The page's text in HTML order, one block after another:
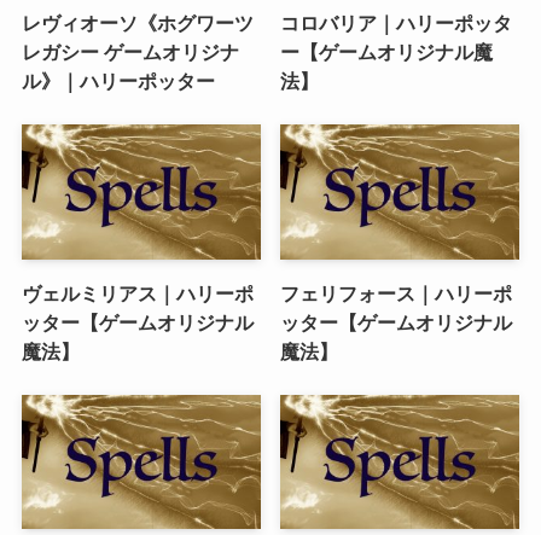
レヴィオーソ《ホグワーツ
レガシー ゲームオリジナ
ル》｜ハリーポッター
コロバリア｜ハリーポッタ
ー【ゲームオリジナル魔
法】
ヴェルミリアス｜ハリーポ
ッター【ゲームオリジナル
魔法】
フェリフォース｜ハリーポ
ッター【ゲームオリジナル
魔法】